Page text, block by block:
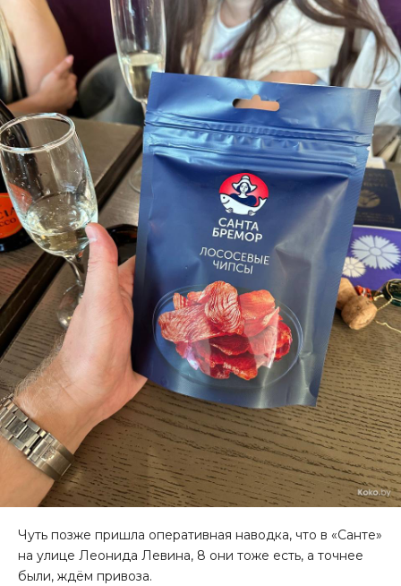
Чуть позже пришла оперативная наводка, что в «Санте»
на улице Леонида Левина, 8 они тоже есть, а точнее
были, ждём привоза.